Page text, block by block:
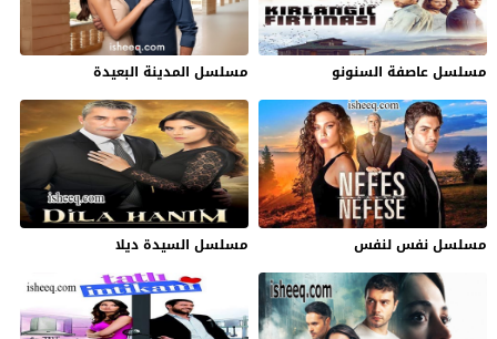
مسلسل عاصفة السنونو مسلسل المدينة البعيدة
مسلسل نفس لنفس مسلسل السيدة ديلا